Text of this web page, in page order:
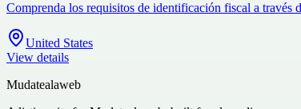
Comprenda los requisitos de identificación fiscal a
United States
View details
Mudatealaweb